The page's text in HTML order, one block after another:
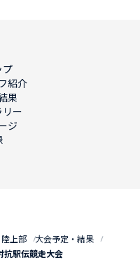
プ
紹介
果
リー
ジ
上部
大会予定・結果
抗駅伝競走大会